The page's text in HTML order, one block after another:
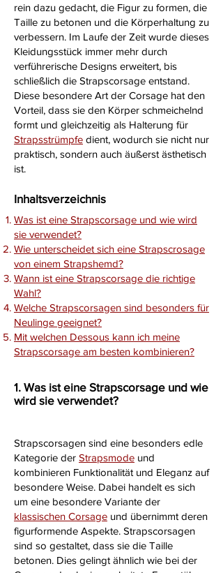
rein dazu gedacht, die Figur zu formen, die
Taille zu betonen und die Körperhaltung zu
verbessern. Im Laufe der Zeit wurde dieses
Kleidungsstück immer mehr durch
verführerische Designs erweitert, bis
schließlich die Strapscorsage entstand.
Diese besondere Art der Corsage hat den
Vorteil, dass sie den Körper schmeichelnd
formt und gleichzeitig als Halterung für
Strapsstrümpfe dient, wodurch sie nicht nur
praktisch, sondern auch äußerst ästhetisch
ist.
Inhaltsverzeichnis
Was ist eine Strapscorsage und wie wird
sie verwendet?
Wie unterscheidet sich eine Strapscrosage
von einem Strapshemd?
​​Wann ist eine Strapscorsage die richtige
Wahl?
Welche Strapscorsagen sind besonders für
Neulinge geeignet?
Mit welchen Dessous kann ich meine
Strapscorsage am besten kombinieren?
1. Was ist eine Strapscorsage und wie
wird sie verwendet?
Strapscorsagen sind eine besonders edle
Kategorie der Strapsmode und
kombinieren Funktionalität und Eleganz auf
besondere Weise. Dabei handelt es sich
um eine besondere Variante der
klassischen Corsage und übernimmt deren
figurformende Aspekte. Strapscorsagen
sind so gestaltet, dass sie die Taille
betonen. Dies gelingt ähnlich wie bei der